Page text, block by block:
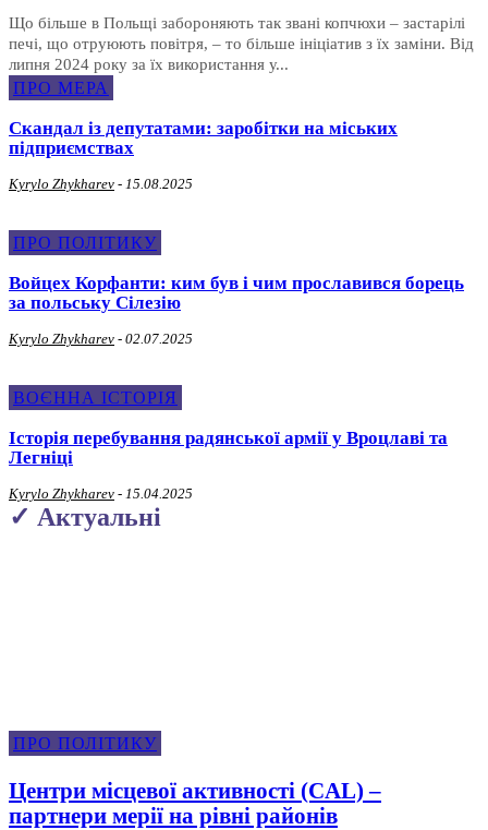
Що більше в Польщі забороняють так звані копчюхи – застарілі
печі, що отруюють повітря, – то більше ініціатив з їх заміни. Від
липня 2024 року за їх використання у...
ПРО МЕРА
Скандал із депутатами: заробітки на міських
підприємствах
Kyrylo Zhykharev - 15.08.2025
ПРО ПОЛІТИКУ
Войцех Корфанти: ким був і чим прославився борець
за польську Сілезію
Kyrylo Zhykharev - 02.07.2025
ВОЄННА ІСТОРІЯ
Історія перебування радянської армії у Вроцлаві та
Легніці
Kyrylo Zhykharev - 15.04.2025
✓ Актуальні
ПРО ПОЛІТИКУ
Центри місцевої активності (CAL) –
партнери мерії на рівні районів